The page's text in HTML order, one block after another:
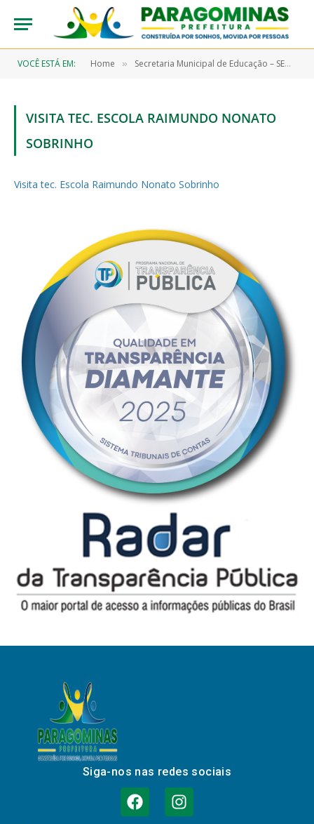
VOCÊ ESTÁ EM: Home » Secretaria Municipal de Educação – SEMEC
VISITA TEC. ESCOLA RAIMUNDO NONATO
SOBRINHO
Visita tec. Escola Raimundo Nonato Sobrinho
Siga-nos nas redes sociais